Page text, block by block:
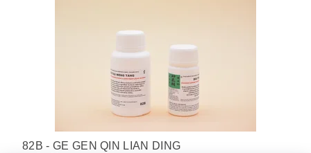
82B - GE GEN QIN LIAN DING